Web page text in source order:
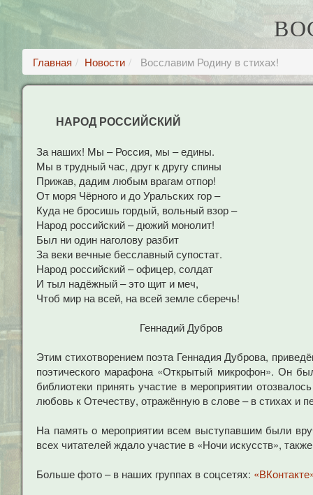
Главная Новости Восславим Родину в стихах!
НАРОД РОССИЙСКИЙ
За наших! Мы – Россия, мы – едины.
Мы в трудный час, друг к другу спины
Прижав, дадим любым врагам отпор!
От моря Чёрного и до Уральских гор –
Куда не бросишь гордый, вольный взор –
Народ российский – дюжий монолит!
Был ни один наголову разбит
За веки вечные бесславный супостат.
Народ российский – офицер, солдат
И тыл надёжный – это щит и меч,
Чтоб мир на всей, на всей земле сберечь!
Геннадий Дубров
Этим стихотворением поэта Геннадия Дуброва,
поэтического марафона «Открытый микрофон». Он
библиотеки принять участие в мероприятии
любовь к Отечеству, отражённую в слове – в стихах и
На память о мероприятии всем выступавшим были
всех читателей ждало участие в «Ночи искусств»,
Больше фото–в наших группах в соцсетях: